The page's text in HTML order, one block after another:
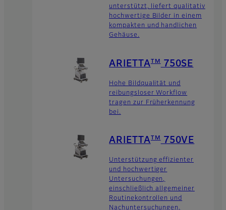
unterstützt, liefert qualitativ
hochwertige Bilder in einem
kompakten und handlichen
Gehäuse.
ARIETTA TM 750SE
Hohe Bildqualität und
reibungsloser Workflow
tragen zur Früherkennung
bei.
ARIETTA TM 750VE
Unterstützung effizienter
und hochwertiger
Untersuchungen,
einschließlich allgemeiner
Routinekontrollen und
Nachuntersuchungen.